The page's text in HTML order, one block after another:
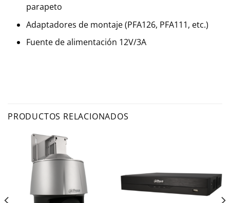
parapeto
Adaptadores de montaje (PFA126, PFA111, etc.)
Fuente de alimentación 12V/3A
PRODUCTOS RELACIONADOS